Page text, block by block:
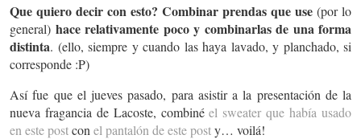
Que quiero decir con esto? Combinar prendas que use (por lo
general) hace relativamente poco y combinarlas de una forma
distinta. (ello, siempre y cuando las haya lavado, y planchado, si
corresponde :P)
Así fue que el jueves pasado, para asistir a la presentación de la
nueva fragancia de Lacoste, combinéel sweater que había usado
en este postcon el pantalón de este posty… voilá!